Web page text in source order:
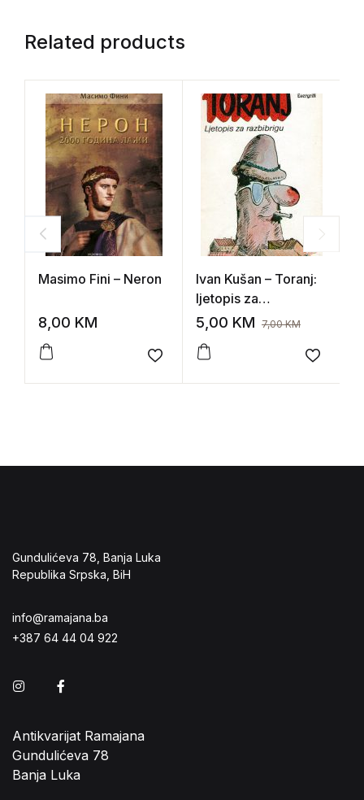
Related products
Masimo Fini – Neron
8,00 KM
Add to wishlist
Ivan Kušan – Toranj:
ljetopis za
razbribrigu
5,00 KM 7,00KM
Add to
Gundulićeva 78, Banja Luka
Republika Srpska, BiH
info@ramajana.ba
+387 64 44 04 922
Instagram
Antikvarijat Ramajana
Gundulićeva 78
Banja Luka